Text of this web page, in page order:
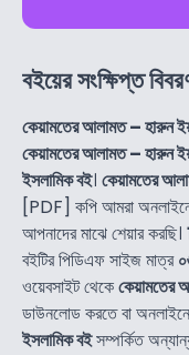
বইয়ের সংক্ষিপ্ত
কেয়ামতের আলামত – হারুন
কেয়ামতের আলামত – হারুন
ইসলামিক বই। কেয়ামতের
[PDF] কপি আমরা
আপনাদের মাঝে শেয়ার করছি।
বইটির পিডিএফ সাইজ মাত্র
ওয়েবসাইট থেকেকেয়ামতের
ডাউনলোড করতে বা
ইসলামিক বইসম্পর্কিত